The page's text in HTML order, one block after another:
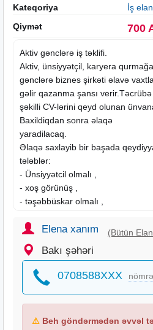
Kateqoriya
İş
Qiymət
700
Aktiv gənclərə iş təklifi.
Aktiv, ünsiyyətçil, karyera
gənclərə biznes şirkəti əlavə
gəlir qazanma şansı
şəkilli CV-lərini qeyd olunan
Baxildiqdan sonra əlaqə
yaradilacaq.
Əlaqə saxlayib bir başada
tələblər:
- Ünsiyyətcil olmalı ,
- xoş görünüş ,
- təşəbbüskar olmalı ,
Elena xanım (Bütün
Bakı şəhəri
0708588XXX
⚠ Beh göndərmədən əvvəl